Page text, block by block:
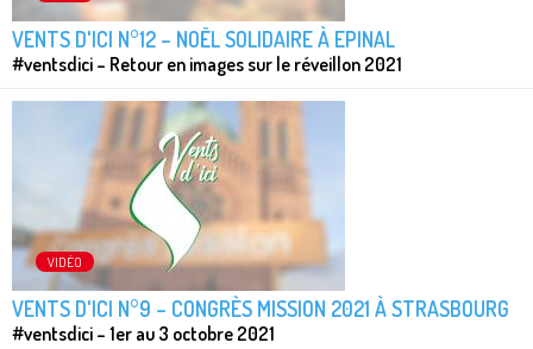
VENTS D'ICI N°12 – NOËL SOLIDAIRE À EPINAL
#ventsdici – Retour en images sur le réveillon 2021
VIDÉO
VENTS D'ICI N°9 – CONGRÈS MISSION 2021 À STRASBOURG
#ventsdici – 1er au 3 octobre 2021